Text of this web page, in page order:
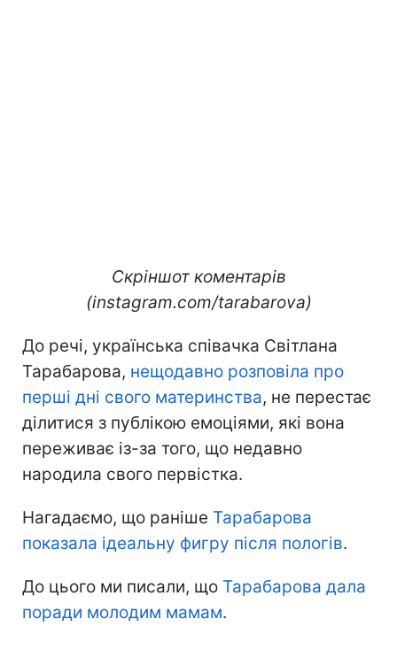
Скріншот коментарів
(instagram.com/tarabarova)
До речі, українська співачка Світлана
Тарабарова, нещодавно розповіла про
перші дні свого материнства, не перестає
ділитися з публікою емоціями, які вона
переживає із-за того, що недавно
народила свого первістка.
Нагадаємо, що раніше Тарабарова
показала ідеальну фигру після пологів.
До цього ми писали, що Тарабарова дала
поради молодим мамам.